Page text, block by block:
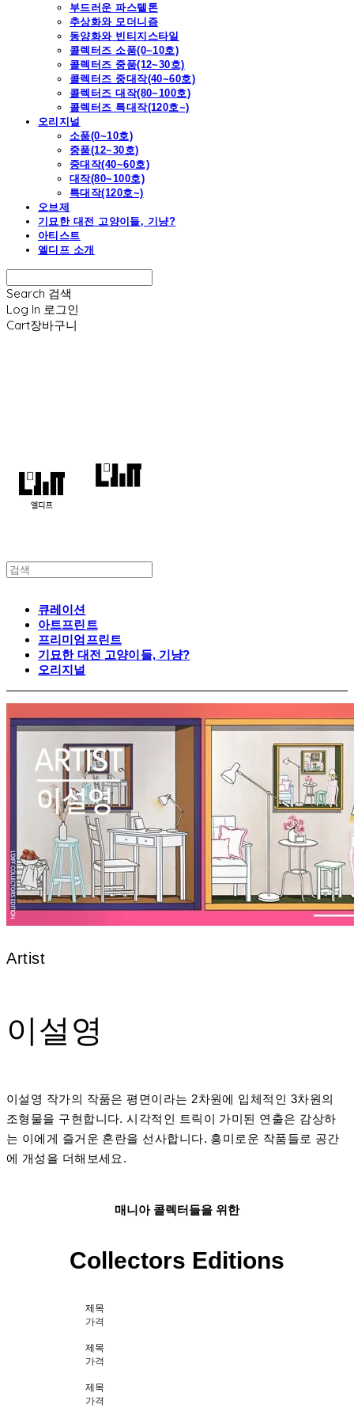
부드러운 파스텔톤
추상화와 모더니즘
동양화와 빈티지스타일
콜렉터즈 소품(0~10호)
콜렉터즈 중품(12~30호)
콜렉터즈 중대작(40~60호)
콜렉터즈 대작(80~100호)
콜렉터즈 특대작(120호~)
오리지널
소품(0~10호)
중품(12~30호)
중대작(40~60호)
대작(80~100호)
특대작(120호~)
오브제
기묘한 대전 고양이들, 기냥?
아티스트
엘디프 소개
Search 검색
Log In 로그인
Cart장바구니
큐레이션
아트프린트
프리미엄프린트
기묘한 대전 고양이들, 기냥?
오리지널
Artist
이설영
이설영 작가의 작품은 평면이라는 2차원에 입체적인 3차원의
조형물을 구현합니다. 시각적인 트릭이 가미된 연출은 감상하
는 이에게 즐거운 혼란을 선사합니다. 흥미로운 작품들로 공간
에 개성을 더해보세요.
매니아 콜렉터들을 위한
Collectors Editions
제목
가격
제목
가격
제목
가격